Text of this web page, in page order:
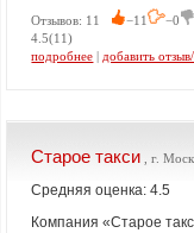
Отзывов: 11 −11 −0
4.5(11)
подробнее | добавить
Старое такси , г.
Средняя оценка: 4.5
Компания «Старое